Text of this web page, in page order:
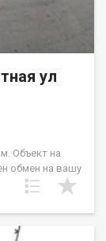
ул
Объект на
обмен на вашу
При звонке,